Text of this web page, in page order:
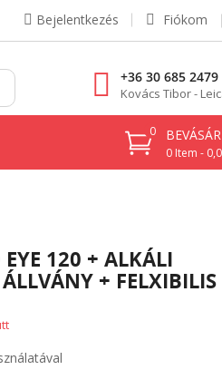
Fiókom
Bejelentkezés
+36 30 685 2479
Kovács Tibor -
0 Item -
0
120 + ALKÁLI
+ FELXIBILIS